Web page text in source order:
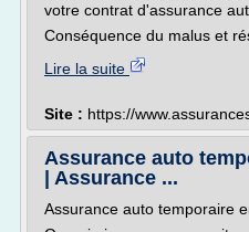
votre contrat d'assurance
Conséquence du malus et
Lire la suite
Site : https://
Assurance auto
| Assurance ...
Assurance auto temporaire